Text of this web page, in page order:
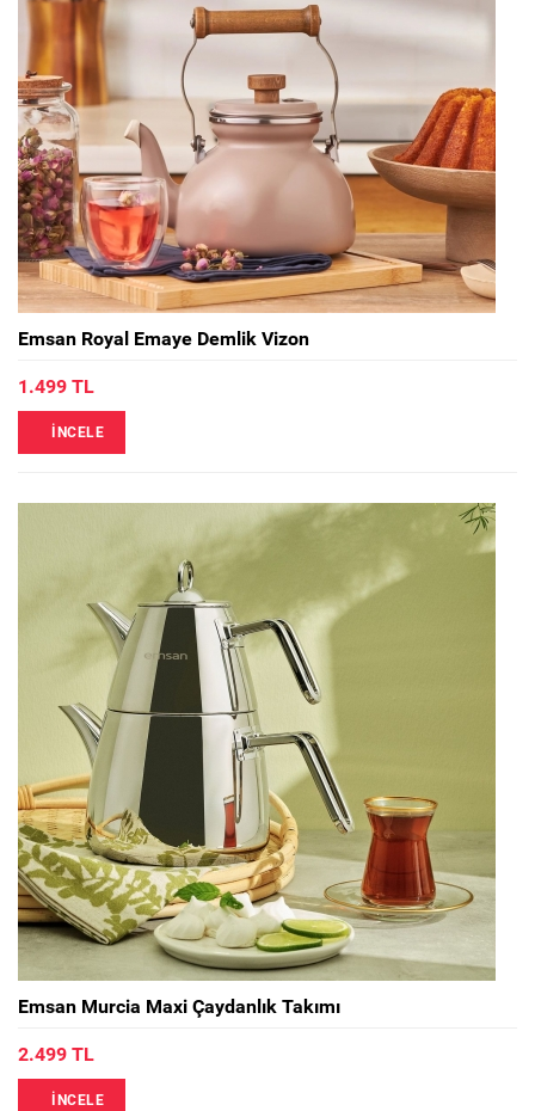
Emsan Royal Emaye Demlik Vizon
1.499 TL
İNCELE
Emsan Murcia Maxi Çaydanlık Takımı
2.499 TL
İNCELE